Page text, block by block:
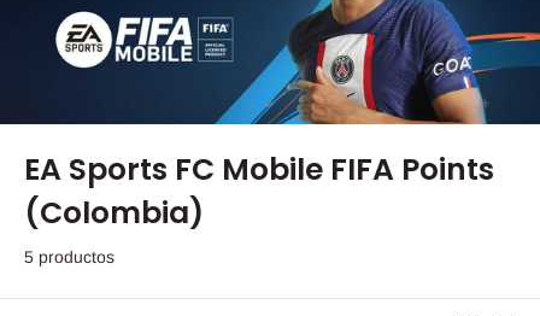
EA Sports FC Mobile FIFA Points
(Colombia)
5 productos